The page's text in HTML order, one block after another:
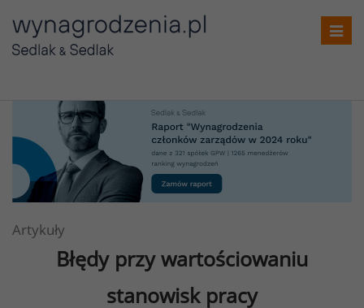
Artykuły
Błędy przy wartościowaniu
stanowisk pracy